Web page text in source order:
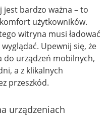
bardzo ważna – to
użytkowników.
witryna musi ładować
Upewnij się, że
urządzeń mobilnych,
a z klikalnych
przeszkód.
urządzeniach